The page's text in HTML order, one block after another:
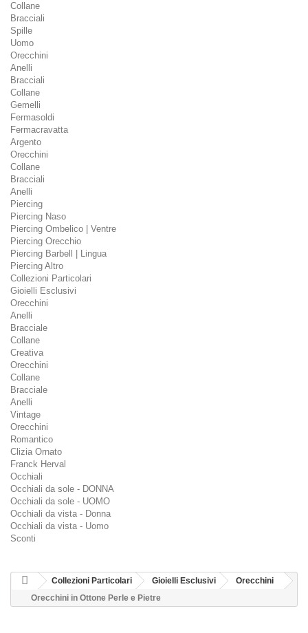
Collane
Bracciali
Spille
Uomo
Orecchini
Anelli
Bracciali
Collane
Gemelli
Fermasoldi
Fermacravatta
Argento
Orecchini
Collane
Bracciali
Anelli
Piercing
Piercing Naso
Piercing Ombelico | Ventre
Piercing Orecchio
Piercing Barbell | Lingua
Piercing Altro
Collezioni Particolari
Gioielli Esclusivi
Orecchini
Anelli
Bracciale
Collane
Creativa
Orecchini
Collane
Bracciale
Anelli
Vintage
Orecchini
Romantico
Clizia Ornato
Franck Herval
Occhiali
Occhiali da sole - DONNA
Occhiali da sole - UOMO
Occhiali da vista - Donna
Occhiali da vista - Uomo
Sconti
Collezioni Particolari Gioielli Esclusivi
Orecchini
Orecchini in Ottone Perle e Pietre